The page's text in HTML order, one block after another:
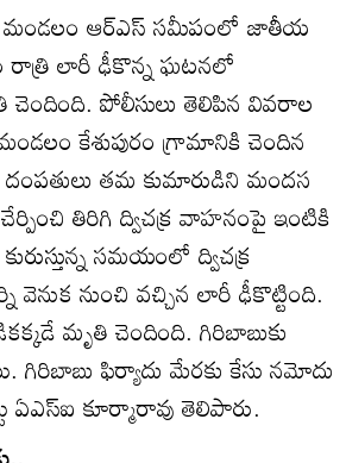
ఆర్‌ఎస్‌ సమీపంలో జాతీయ
లారీ ఢీకొన్న ఘటనలో
పోలీసులు తెలిపిన వివరాల
కేశుపురం గ్రామానికి చెందిన
తమ కుమారుడిని మందస
తిరిగి ద్విచక్ర వాహనంపై ఇంటికి
సమయంలో ద్విచక్ర
వెనుక నుంచి వచ్చిన లారీ ఢీకొట్టింది.
మృతి చెందింది. గిరిబాబుకు
ఫిర్యాదు మేరకు కేసు నమోదు
ఏఎస్‌ఐ కూర్మారావు తెలిపారు.